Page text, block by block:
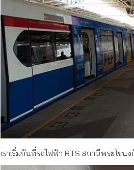
เราเริ่มกันที่รถไฟฟ้า BTS สถานีพระโขน